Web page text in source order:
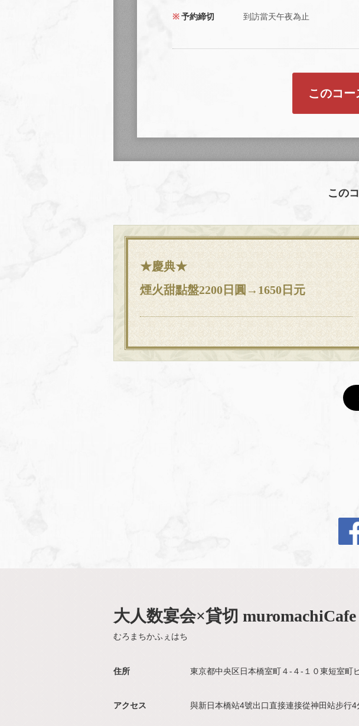
予約締切 到訪當天午夜為止
このコ
この
★慶典★
煙火甜點盤2200日圓→1650日元
大人数宴会×貸切
むろまちかふぇはち
住所 東京都中央区日本橋室町４-４-１０東短室町
アクセス 與新日本橋站4號出口直接連接從神田站步行